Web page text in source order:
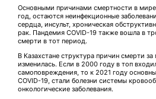
Основными причинами смертности в
год, остаются неинфекционные
сердца, инсульт, хроническая
рак. Пандемия COVID-19 также вошла в
смерти в тот период.
В Казахстане структура причин смерти
изменилась. Если в 2000 году в топ
самоповреждения, то к 2021 году
COVID-19, стали болезни системы
онкологические заболевания.